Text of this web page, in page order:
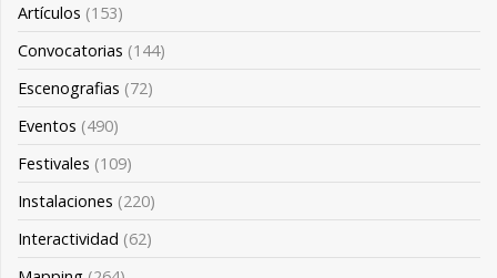
Artículos (153)
Convocatorias (144)
Escenografias (72)
Eventos (490)
Festivales (109)
Instalaciones (220)
Interactividad (62)